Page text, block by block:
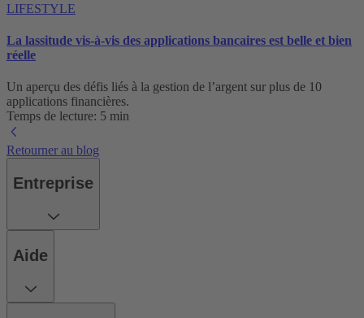
LIFESTYLE
La lassitude vis-à-vis des applications bancaires est belle et bien
réelle‌
Un aperçu des défis liés à la gestion de l’argent sur plus de 10
applications financières.
Temps de lecture: 5 min
Retourner au blog
Entreprise
Aide